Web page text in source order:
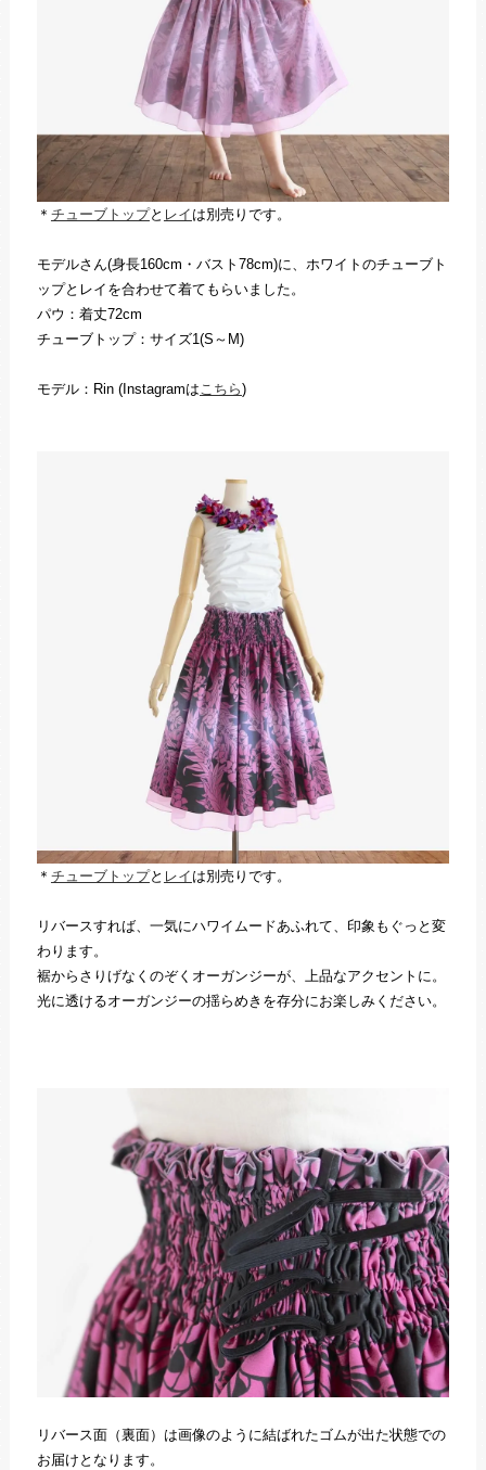
＊ チューブトップと レイ は別売りです。
モデルさん(身長160cm・バスト78cm)に、ホワイトのチューブト
ップとレイを合わせて着てもらいました。
パウ：着丈72cm
チューブトップ：サイズ1(S～M)
モデル：Rin (Instagramはこちら)
＊ チューブトップと レイ は別売りです。
リバースすれば、一気にハワイムードあふれて、印象もぐっと変
わります。
裾からさりげなくのぞくオーガンジーが、上品なアクセントに。
光に透けるオーガンジーの揺らめきを存分にお楽しみください。
リバース面（裏面）は画像のように結ばれたゴムが出た状態での
お届けとなります。